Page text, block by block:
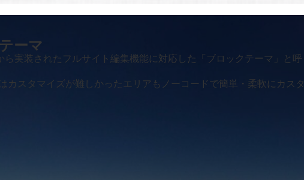
ーマ
実装されたフルサイト編集機能に対応した「ブロックテーマ」と呼
カスタマイズが難しかったエリアもノーコードで簡単・柔軟にカスタ